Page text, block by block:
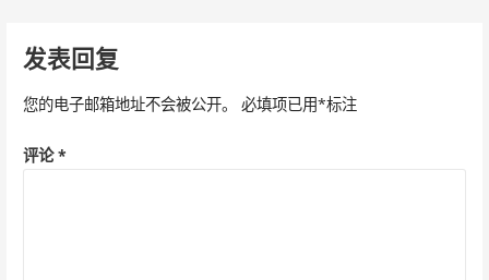
导
航
发表回复
您的电子邮箱地址不会被公开。 必填项已用*标注
评论*